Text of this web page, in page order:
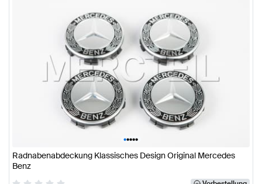
•••••
Radnabenabdeckung Klassisches Design Original Mercedes
Benz